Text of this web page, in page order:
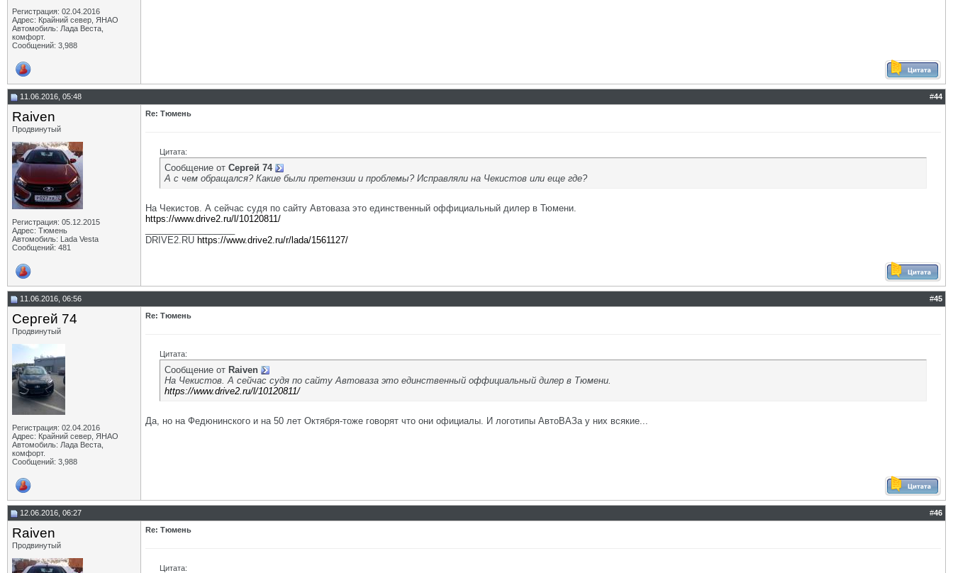
Регистрация: 02.04.2016
Адрес: Крайний север, ЯНАО
Автомобиль: Лада Веста,
комфорт.
Сообщений: 3,988
11.06.2016, 05:48 #44
Raiven
Продвинутый
Регистрация: 05.12.2015
Адрес: Тюмень
Автомобиль: Lada Vesta
Сообщений: 481
Re: Тюмень
Цитата:
Сообщение от Сергей 74
А с чем обращался? Какие были претензии и проблемы? Исправляли на Чекистов или еще где?
На Чекистов. А сейчас судя по сайту Автоваза это единственный оффициальный дилер в Тюмени.
https://www.drive2.ru/l/10120811/
DRIVE2.RU https://www.drive2.ru/r/lada/1561127/
11.06.2016, 06:56 #45
Сергей 74
Продвинутый
Регистрация: 02.04.2016
Адрес: Крайний север, ЯНАО
Автомобиль: Лада Веста,
комфорт.
Сообщений: 3,988
Re: Тюмень
Цитата:
Сообщение от Raiven
На Чекистов. А сейчас судя по сайту Автоваза это единственный оффициальный дилер в Тюмени.
https://www.drive2.ru/l/10120811/
Да, но на Федюнинского и на 50 лет Октября-тоже говорят что они официалы. И логотипы АвтоВАЗа у них всякие...
12.06.2016, 06:27 #46
Raiven
Продвинутый
Re: Тюмень
Цитата: